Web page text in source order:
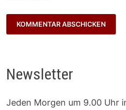
Newsletter
Jeden Morgen um 9.00 Uhr